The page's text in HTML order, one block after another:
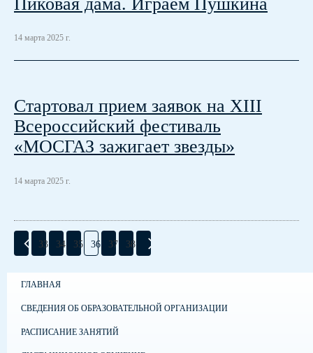
14 марта 2025 г.
Стартовал прием заявок на XIII
Всероссийский фестиваль
«МОСГАЗ зажигает звезды»
14 марта 2025 г.
33 34 35 36 37 38
ГЛАВНАЯ
СВЕДЕНИЯ ОБ ОБРАЗОВАТЕЛЬНОЙ ОРГАНИЗАЦИИ
РАСПИСАНИЕ ЗАНЯТИЙ